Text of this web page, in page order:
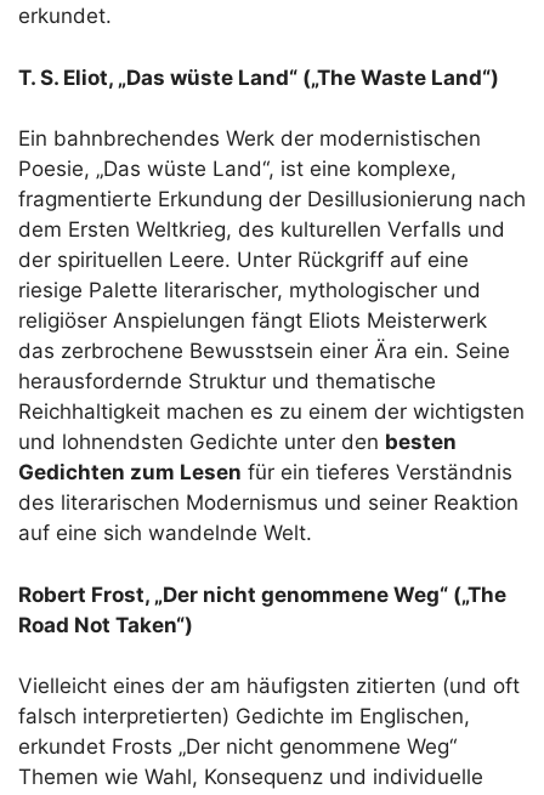
erkundet.
T. S. Eliot, „Das wüste Land“ („The Waste Land“)
Ein bahnbrechendes Werk der modernistischen
Poesie, „Das wüste Land“, ist eine komplexe,
fragmentierte Erkundung der Desillusionierung nach
dem Ersten Weltkrieg, des kulturellen Verfalls und
der spirituellen Leere. Unter Rückgriff auf eine
riesige Palette literarischer, mythologischer und
religiöser Anspielungen fängt Eliots Meisterwerk
das zerbrochene Bewusstsein einer Ära ein. Seine
herausfordernde Struktur und thematische
Reichhaltigkeit machen es zu einem der wichtigsten
und lohnendsten Gedichte unter den besten
Gedichten zum Lesen für ein tieferes Verständnis
des literarischen Modernismus und seiner Reaktion
auf eine sich wandelnde Welt.
Robert Frost, „Der nicht genommene Weg“ („The
Road Not Taken“)
Vielleicht eines der am häufigsten zitierten (und oft
falsch interpretierten) Gedichte im Englischen,
erkundet Frosts „Der nicht genommene Weg“
Themen wie Wahl, Konsequenz und individuelle